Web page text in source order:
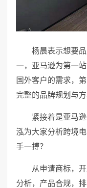
杨晨表示想要品
一，亚马逊为第一
国外客户的需求，
完整的品牌规划与
紧接着是亚马逊
泓为大家分析跨境
手一搏？
从申请商标，开
分析，产品合规，